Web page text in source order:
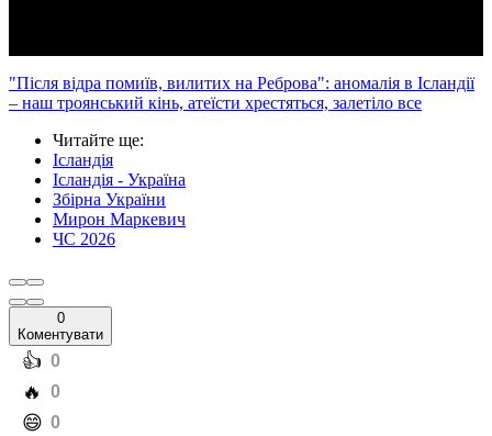
"Після відра помиїв, вилитих на Реброва": аномалія в Ісландії
– наш троянський кінь, атеїсти хрестяться, залетіло все
Читайте ще:
Ісландія
Ісландія - Україна
Збірна України
Мирон Маркевич
ЧС 2026
0
Коментувати
️👍 0
️🔥 0
️😄 0